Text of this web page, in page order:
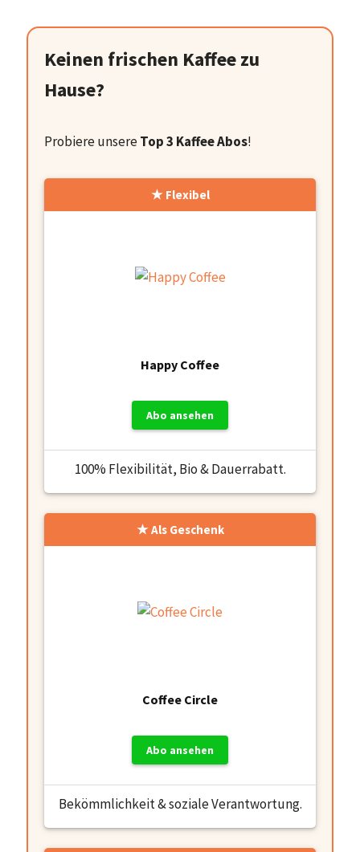
Keinen frischen Kaffee zu
Hause?
Probiere unsereTop 3 Kaffee Abos!
Flexibel
Happy Coffee
Abo ansehen
100% Flexibilität, Bio & Dauerrabatt.
Als Geschenk
Coffee Circle
Abo ansehen
Bekömmlichkeit & soziale Verantwortung.